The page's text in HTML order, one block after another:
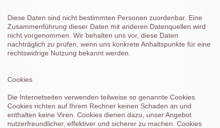
Diese Daten sind nicht bestimmten Personen zuordenbar. Eine
Zusammenführung dieser Daten mit anderen Datenquellen wird
nicht vorgenommen. Wir behalten uns vor, diese Daten
nachträglich zu prüfen, wenn uns konkrete Anhaltspunkte für eine
rechtswidrige Nutzung bekannt werden.
Cookies
Die Internetseiten verwenden teilweise so genannte Cookies.
Cookies richten auf Ihrem Rechner keinen Schaden an und
enthalten keine Viren. Cookies dienen dazu, unser Angebot
nutzerfreundlicher, effektiver und sicherer zu machen. Cookies